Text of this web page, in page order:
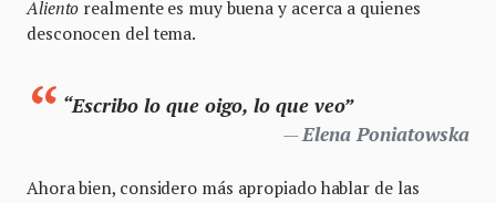
Aliento realmente es muy buena y acerca a quienes
desconocen del tema.
“Escribo lo que oigo, lo que veo”
Elena Poniatowska
Ahora bien, considero más apropiado hablar de las